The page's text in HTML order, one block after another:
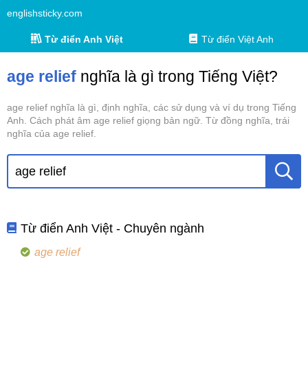
englishsticky.com
Từ điển Anh Việt Từ điển Việt Anh
age relief nghĩa là gì trong Tiếng Việt?
age relief nghĩa là gì, định nghĩa, các sử dụng và ví dụ trong Tiếng
Anh. Cách phát âm age relief giọng bản ngữ. Từ đồng nghĩa, trái
nghĩa của age relief.
Từ điển Anh Việt - Chuyên ngành
age relief